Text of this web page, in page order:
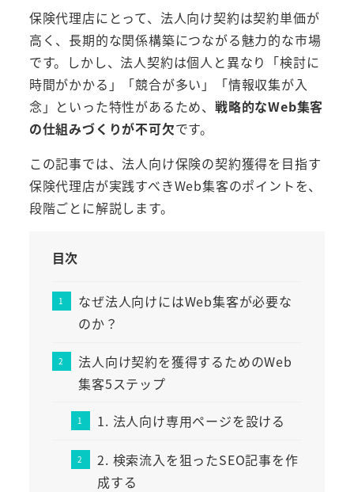
保険代理店にとって、法人向け契約は契約単価が
高く、長期的な関係構築につながる魅力的な市場
です。しかし、法人契約は個人と異なり「検討に
時間がかかる」「競合が多い」「情報収集が入
念」といった特性があるため、 戦略的なWeb集客
の仕組みづくりが不可欠です。
この記事では、法人向け保険の契約獲得を目指す
保険代理店が実践すべきWeb集客のポイントを、
段階ごとに解説します。
目次
なぜ法人向けにはWeb集客が必要な
のか？
法人向け契約を獲得するためのWeb
集客5ステップ
1. 法人向け専用ページを設ける
2. 検索流入を狙ったSEO記事を作
成する